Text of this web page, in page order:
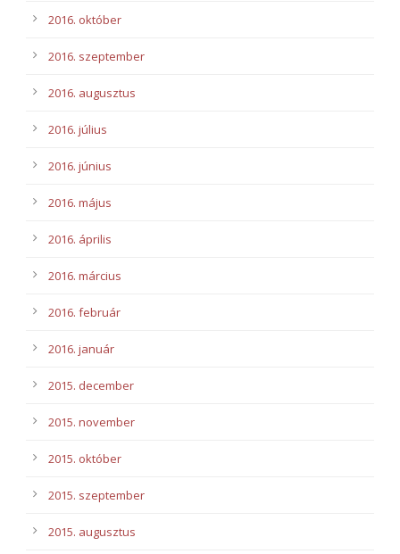
2016. október
2016. szeptember
2016. augusztus
2016. július
2016. június
2016. május
2016. április
2016. március
2016. február
2016. január
2015. december
2015. november
2015. október
2015. szeptember
2015. augusztus